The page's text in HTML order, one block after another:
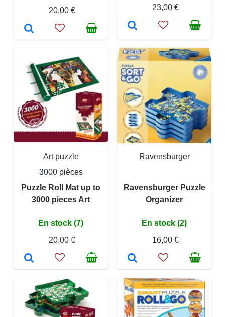
20,00 € 23,00 €
Art puzzle
3000 pièces
Puzzle Roll Mat up to
3000 pieces Art
En stock (7)
20,00 €
Ravensburger
Ravensburger Puzzle
Organizer
En stock (2)
16,00 €